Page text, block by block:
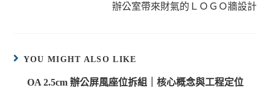
辦公室帶來財氣的ＬＯＧＯ牆設計
YOU MIGHT ALSO LIKE
OA 2.5cm 辦公屏風座位拆組｜核心概念與工程定位